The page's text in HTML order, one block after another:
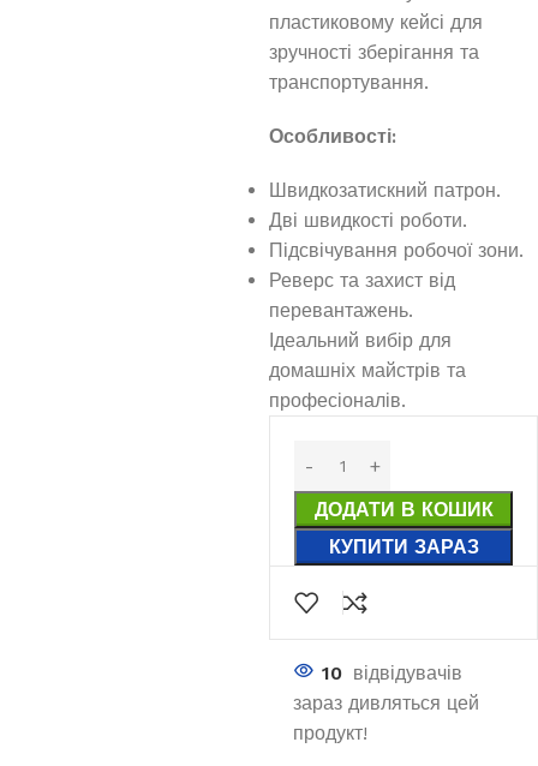
пластиковому кейсі для
зручності зберігання та
транспортування.
Особливості:
Швидкозатискний патрон.
Дві швидкості роботи.
Підсвічування робочої зони.
Реверс та захист від
перевантажень.
Ідеальний вибір для
домашніх майстрів та
професіоналів.
ДОДАТИ В КОШИК
КУПИТИ ЗАРАЗ
10 відвідувачів
зараз дивляться цей
продукт!